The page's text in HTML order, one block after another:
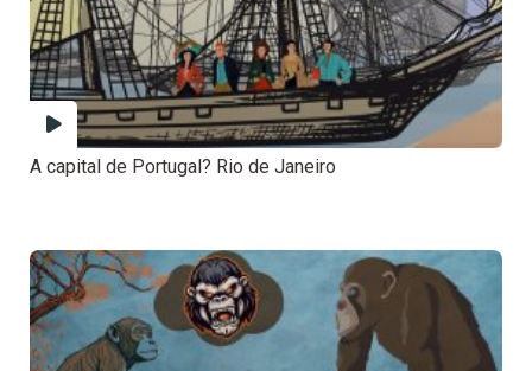
A capital de Portugal? Rio de Janeiro